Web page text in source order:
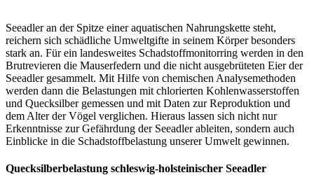
Seeadler an der Spitze einer aquatischen Nahrungskette steht,
reichern sich schädliche Umweltgifte in seinem Körper besonders
stark an. Für ein landesweites Schadstoffmonitorring werden in den
Brutrevieren die Mauserfedern und die nicht ausgebrüteten Eier der
Seeadler gesammelt. Mit Hilfe von chemischen Analysemethoden
werden dann die Belastungen mit chlorierten Kohlenwasserstoffen
und Quecksilber gemessen und mit Daten zur Reproduktion und
dem Alter der Vögel verglichen. Hieraus lassen sich nicht nur
Erkenntnisse zur Gefährdung der Seeadler ableiten, sondern auch
Einblicke in die Schadstoffbelastung unserer Umwelt gewinnen.
Quecksilberbelastung schleswig-holsteinischer Seeadler